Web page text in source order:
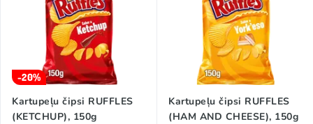
-20%
Kartupeļu čipsi RUFFLES
(KETCHUP), 150g
Kartupeļu čipsi RUFFLES
(HAM AND CHEESE), 150g